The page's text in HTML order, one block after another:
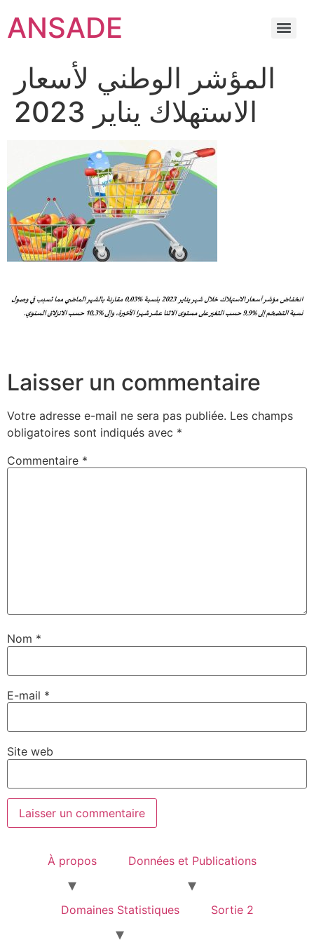
ANSADE
المؤشر الوطني لأسعار
الاستهلاك يناير 2023
Laisser un commentaire
Votre adresse e-mail ne sera pas publiée. Les champs
obligatoires sont indiqués avec *
Commentaire *
Nom *
E-mail *
Site web
À propos Données et Publications
Domaines Statistiques Sortie 2